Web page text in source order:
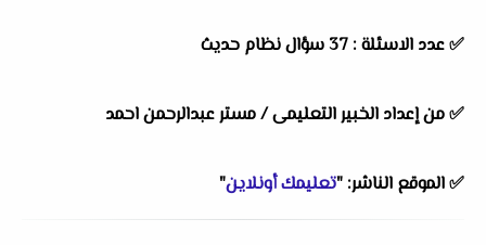
✅ عدد الاسئلة : 37 سؤال نظام حديث
✅ من إعداد الخبير التعليمى / مستر عبدالرحمن احمد
✅ الموقع الناشر: "تعليمك أونلاين"